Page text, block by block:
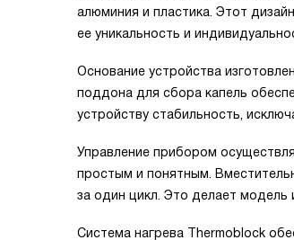
алюминия и пластика. Этот
ее уникальность и
Основание устройства
поддона для сбора капель
устройству стабильность,
Управление прибором
простым и понятным.
за один цикл. Это делает
Система нагрева Thermoblock